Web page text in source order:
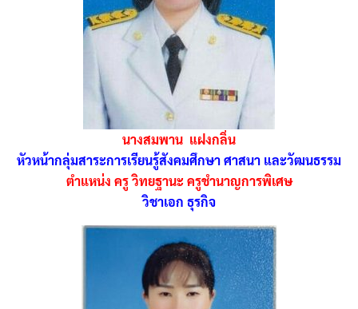
ข้อมูลโรงเรียน
คณะกรรมการสถานศึกษาขั้นพื้นฐาน
คณะกรรมการสถานศึกษาขั้นพื้นฐาน
ดาวน์โหลด
นโยบายความเป็นส่วนตัว
นางสมพาน แฝงกลิ่น
หัวหน้ากลุ่มสาระการเรียนรู้สังคมศึกษา ศาสนา และวัฒนธรรม
ตำแหน่ง ครู วิทยฐานะ ครูชำนาญการพิเศษ
วิชาเอก ธุรกิจ